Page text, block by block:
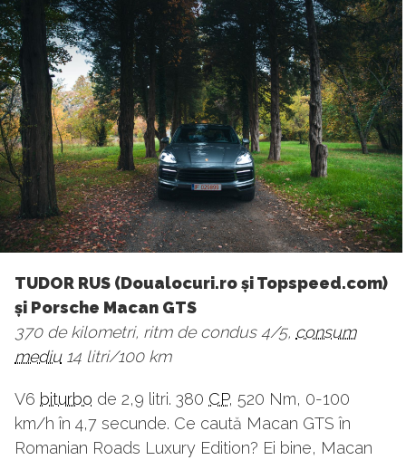
TUDOR RUS (Doualocuri.ro și Topspeed.com)
și Porsche Macan GTS
370 de kilometri, ritm de condus 4/5, consum
mediu14 litri/100 km
V6 biturbo de 2,9 litri. 380 CP, 520 Nm, 0-100
km/h în 4,7 secunde. Ce caută Macan GTS în
Romanian Roads Luxury Edition? Ei bine, Macan